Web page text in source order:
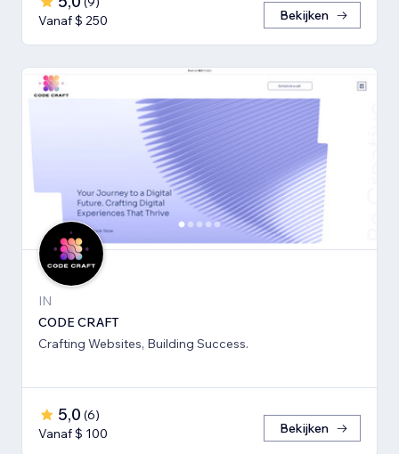
Vanaf $ 250
Bekijken
IN
CODE CRAFT
Crafting Websites, Building Success.
5,0 (6)
Vanaf $ 100
Bekijken